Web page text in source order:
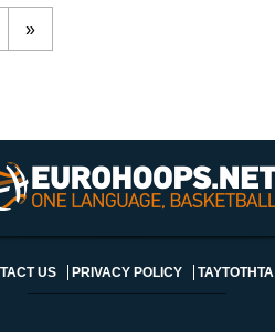
»
US PRIVACY POLICY ΤΑΥΤΟΤΗΤΑ